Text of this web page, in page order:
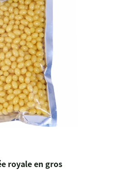
royale en gros